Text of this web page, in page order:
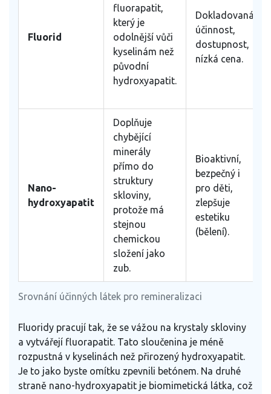
Srovnání účinných látek pro remineralizaci
Fluorid
fluorapatit,
který je
odolnější vůči
kyselinám než
původní
hydroxyapatit.
Dokladovaná
účinnost,
dostupnost,
nízká cena.
Nano-
hydroxyapatit
Doplňuje
chybějící
minerály
přímo do
struktury
skloviny,
protože má
stejnou
chemickou
složení jako
zub.
Bioaktivní,
bezpečný i
pro děti,
zlepšuje
estetiku
(bělení).
Fluoridy pracují tak, že se vážou na krystaly skloviny
a vytvářejí fluorapatit. Tato sloučenina je méně
rozpustná v kyselinách než přirozený hydroxyapatit.
Je to jako byste omítku zpevnili betónem. Na druhé
straně nano-hydroxyapatit je biomimetická látka, což